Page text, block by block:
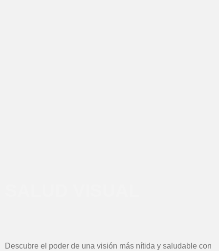
Descubre el poder de una visión más nítida y saludable con